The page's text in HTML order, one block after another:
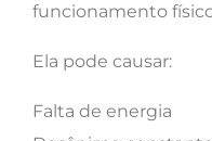
funcionamento
Ela pode causar:
Falta de energia